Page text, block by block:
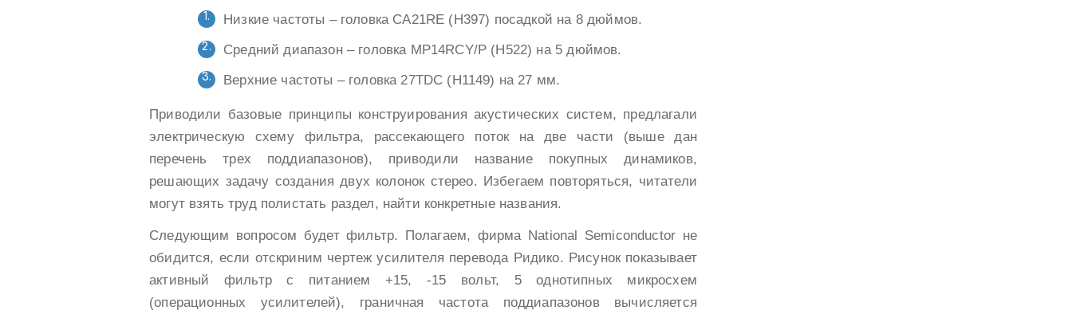
Низкие частоты – головка CA21RE (H397) посадкой на 8 дюймов.
Средний диапазон – головка MP14RCY/P (H522) на 5 дюймов.
Верхние частоты – головка 27TDC (H1149) на 27 мм.
Приводили базовые принципы конструирования акустических систем, предлагали
электрическую схему фильтра, рассекающего поток на две части (выше дан
перечень трех поддиапазонов), приводили название покупных динамиков,
решающих задачу создания двух колонок стерео. Избегаем повторяться, читатели
могут взять труд полистать раздел, найти конкретные названия.
Следующим вопросом будет фильтр. Полагаем, фирма National Semiconductor не
обидится, если отскриним чертеж усилителя перевода Ридико. Рисунок показывает
активный фильтр с питанием +15, -15 вольт, 5 однотипных микросхем
(операционных усилителей), граничная частота поддиапазонов вычисляется